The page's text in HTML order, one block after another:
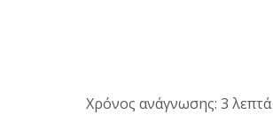
Χρόνος ανάγνωσης: 3 λεπτά